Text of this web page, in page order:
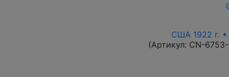
США 1922 г. •
(Артикул: CN-